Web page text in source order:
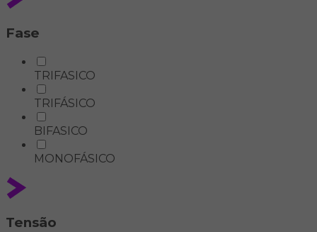
Fase
TRIFASICO
TRIFÁSICO
BIFASICO
MONOFÁSICO
Tensão